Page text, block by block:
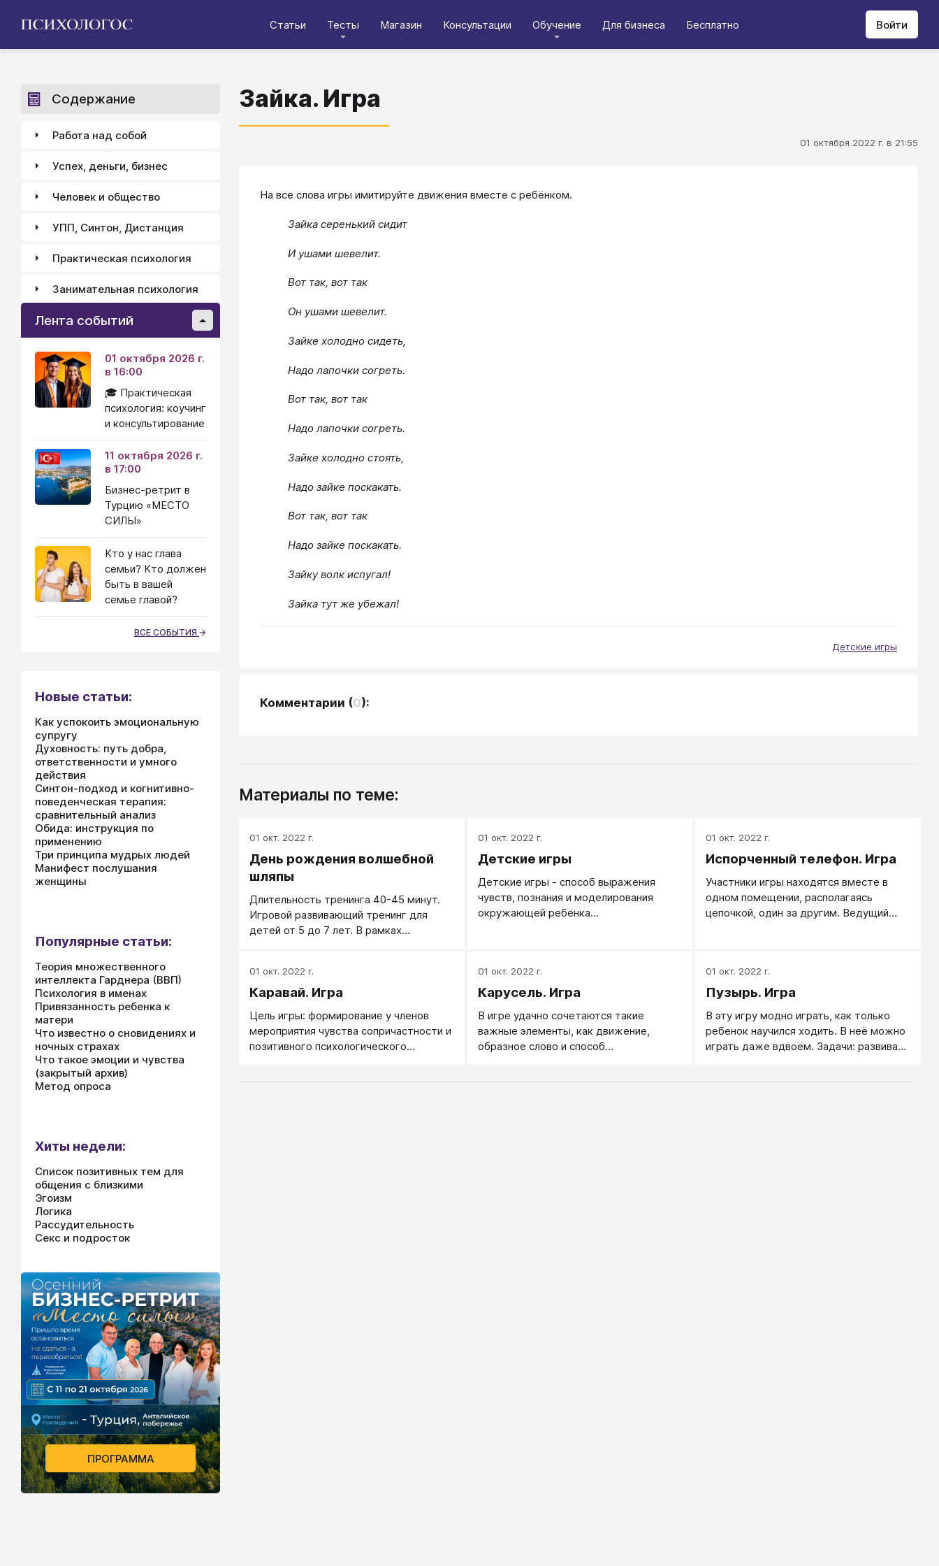
Статьи Тесты Магазин Консультации Обучение Для бизнеса Бесплатно Войти
Зайка. Игра
01 октября 2022 г. в 21:55
На все слова игры имитируйте движения вместе с ребёнком.
Зайка серенький сидит
И ушами шевелит.
Вот так, вот так
Он ушами шевелит.
Зайке холодно сидеть,
Надо лапочки согреть.
Вот так, вот так
Надо лапочки согреть.
Зайке холодно стоять,
Надо зайке поскакать.
Вот так, вот так
Надо зайке поскакать.
Зайку волк испугал!
Зайка тут же убежал!
Детские игры
Комментарии (0):
Материалы по теме:
01 окт. 2022 г.
День рождения волшебной
шляпы
Длительность тренинга 40-45 минут.
Игровой развивающий тренинг для
детей от 5 до 7 лет. В рамках
обучаются навыкам совместных игр.
01 окт. 2022 г.
Детские игры
Детские игры - способ выражения
чувств, познания и моделирования
окружающей ребенка
01 окт. 2022 г.
Испорченный телефон. Игра
Участники игры находятся вместе в
одном помещении, располагаясь
цепочкой, один за другим. Ведущий
заранее заготовленную, обычно
записанную на листе бумаги короткую
01 окт. 2022 г.
Каравай. Игра
Цель игры: формирование у членов
мероприятия чувства сопричастности и
позитивного психологического
01 окт. 2022 г.
Карусель. Игра
В игре удачно сочетаются такие
важные элементы, как движение,
образное слово и способ
01 окт. 2022 г.
Пузырь. Игра
В эту игру модно играть, как только
ребенок научился ходить. В неё можно
играть даже вдвоём. Задачи: развивать
Содержание
Работа над собой
Успех, деньги, бизнес
Человек и общество
УПП, Синтон, Дистанция
Практическая психология
Занимательная психология
Лента событий
01 октября 2026 г.
в 16:00
🎓 Практическая
психология: коучинг
и консультирование
11 октября 2026 г.
в 17:00
Бизнес-ретрит в
Турцию «МЕСТО
СИЛЫ»
Кто у нас глава
семьи? Кто должен
быть в вашей
семье главой?
ВСЕ СОБЫТИЯ
Новые статьи:
Как успокоить эмоциональную
супругу
Духовность: путь добра,
ответственности и умного
действия
Синтон-подход и когнитивно-
поведенческая терапия:
сравнительный анализ
Обида: инструкция по
применению
Три принципа мудрых людей
Манифест послушания
женщины
Популярные статьи:
Теория множественного
интеллекта Гарднера (ВВП)
Психология в именах
Привязанность ребенка к
матери
Что известно о сновидениях и
ночных страхах
Что такое эмоции и чувства
(закрытый архив)
Метод опроса
Хиты недели:
Список позитивных тем для
общения с близкими
Эгоизм
Логика
Рассудительность
Секс и подросток
ПРОГРАММА